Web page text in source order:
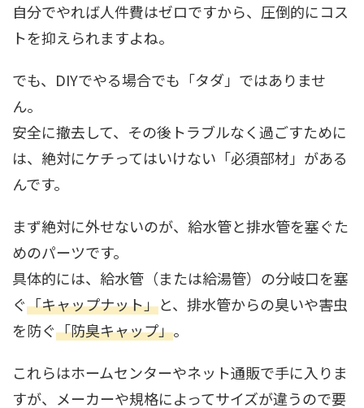
自分でやれば人件費はゼロですから、圧倒的にコス
トを抑えられますよね。
でも、DIYでやる場合でも「タダ」ではありませ
ん。
安全に撤去して、その後トラブルなく過ごすために
は、絶対にケチってはいけない「必須部材」がある
んです。
まず絶対に外せないのが、給水管と排水管を塞ぐた
めのパーツです。
具体的には、給水管（または給湯管）の分岐口を塞
ぐ「キャップナット」と、排水管からの臭いや害虫
を防ぐ「防臭キャップ」。
これらはホームセンターやネット通販で手に入りま
すが、メーカーや規格によってサイズが違うので要